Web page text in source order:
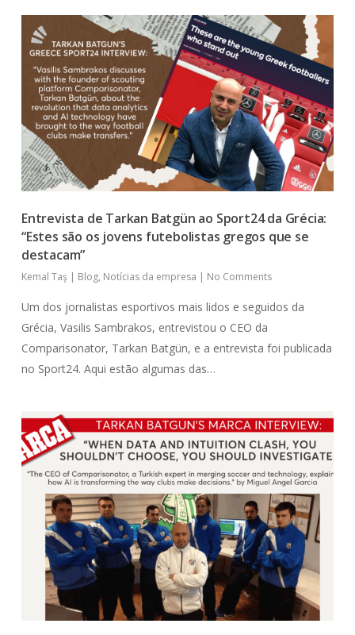
Entrevista de Tarkan Batgün ao Sport24 da Grécia:
“Estes são os jovens futebolistas gregos que se
destacam”
Kemal Taş | Blog, Notícias da empresa | No Comments
Um dos jornalistas esportivos mais lidos e seguidos da
Grécia, Vasilis Sambrakos, entrevistou o CEO da
Comparisonator, Tarkan Batgün, e a entrevista foi publicada
no Sport24. Aqui estão algumas das…